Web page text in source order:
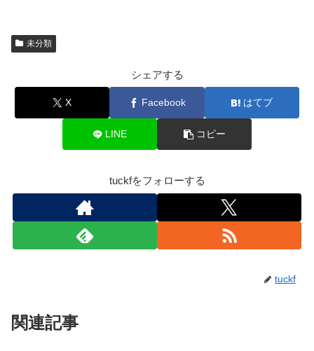
未分類
シェアする
X Facebook はてブ
LINE コピー
tuckfをフォローする
tuckf
関連記事